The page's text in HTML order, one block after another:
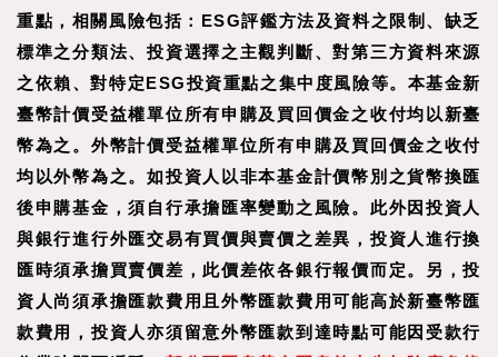
重點，相關風險包括：ESG評鑑方法及資料之限制、缺乏
標準之分類法、投資選擇之主觀判斷、對第三方資料來源
之依賴、對特定ESG投資重點之集中度風險等。本基金新
臺幣計價受益權單位所有申購及買回價金之收付均以新臺
幣為之。外幣計價受益權單位所有申購及買回價金之收付
均以外幣為之。如投資人以非本基金計價幣別之貨幣換匯
後申購基金，須自行承擔匯率變動之風險。此外因投資人
與銀行進行外匯交易有買價與賣價之差異，投資人進行換
匯時須承擔買賣價差，此價差依各銀行報價而定。另，投
資人尚須承擔匯款費用且外幣匯款費用可能高於新臺幣匯
款費用，投資人亦須留意外幣匯款到達時點可能因受款行